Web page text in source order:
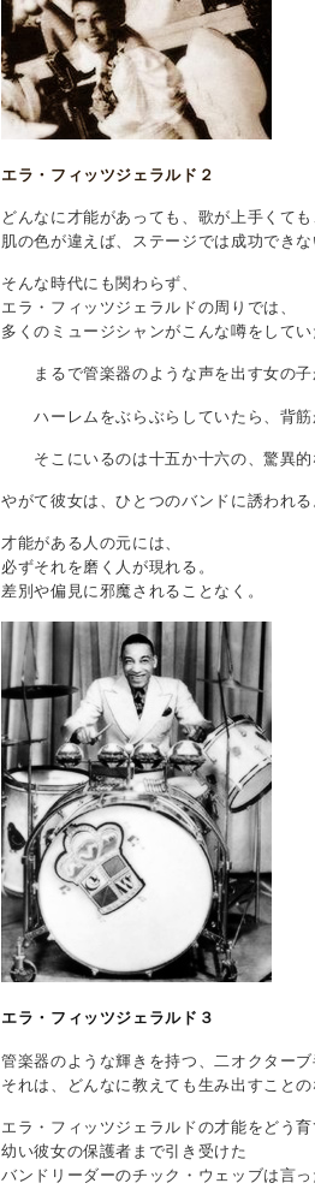
エラ・フィッツジェラルド２
どんなに才能があっても、歌が上手くても
肌の色が違えば、ステージでは成功できな
そんな時代にも関わらず、
エラ・フィッツジェラルドの周りでは、
多くのミュージシャンがこんな噂をしてい
まるで管楽器のような声を出す女の子
ハーレムをぶらぶらしていたら、背筋
そこにいるのは十五か十六の、驚異的
やがて彼女は、ひとつのバンドに誘われる
才能がある人の元には、
必ずそれを磨く人が現れる。
差別や偏見に邪魔されることなく。
エラ・フィッツジェラルド３
管楽器のような輝きを持つ、二オクターブ
それは、どんなに教えても生み出すことの
エラ・フィッツジェラルドの才能をどう育
幼い彼女の保護者まで引き受けた
バンドリーダーのチック・ウェッブは言っ